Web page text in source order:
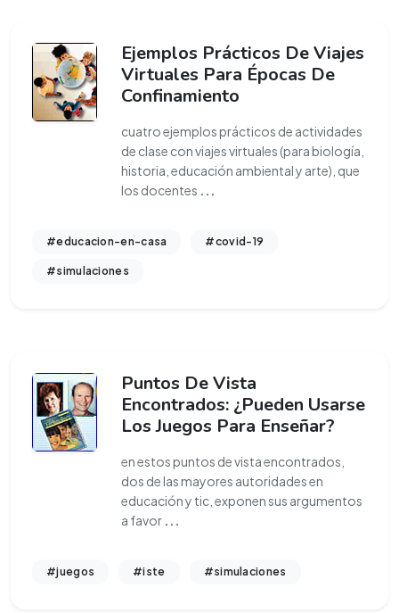
Ejemplos Prácticos De Viajes
Virtuales Para Épocas De
Confinamiento
cuatro ejemplos prácticos de actividades
de clase con viajes virtuales (para biología,
historia, educación ambiental y arte), que
los docentes ...
#educacion-en-casa #covid-19
#simulaciones
Puntos De Vista
Encontrados: ¿Pueden Usarse
Los Juegos Para Enseñar?
en estos puntos de vista encontrados,
dos de las mayores autoridades en
educación y tic, exponen sus argumentos
a favor ...
#juegos #iste #simulaciones